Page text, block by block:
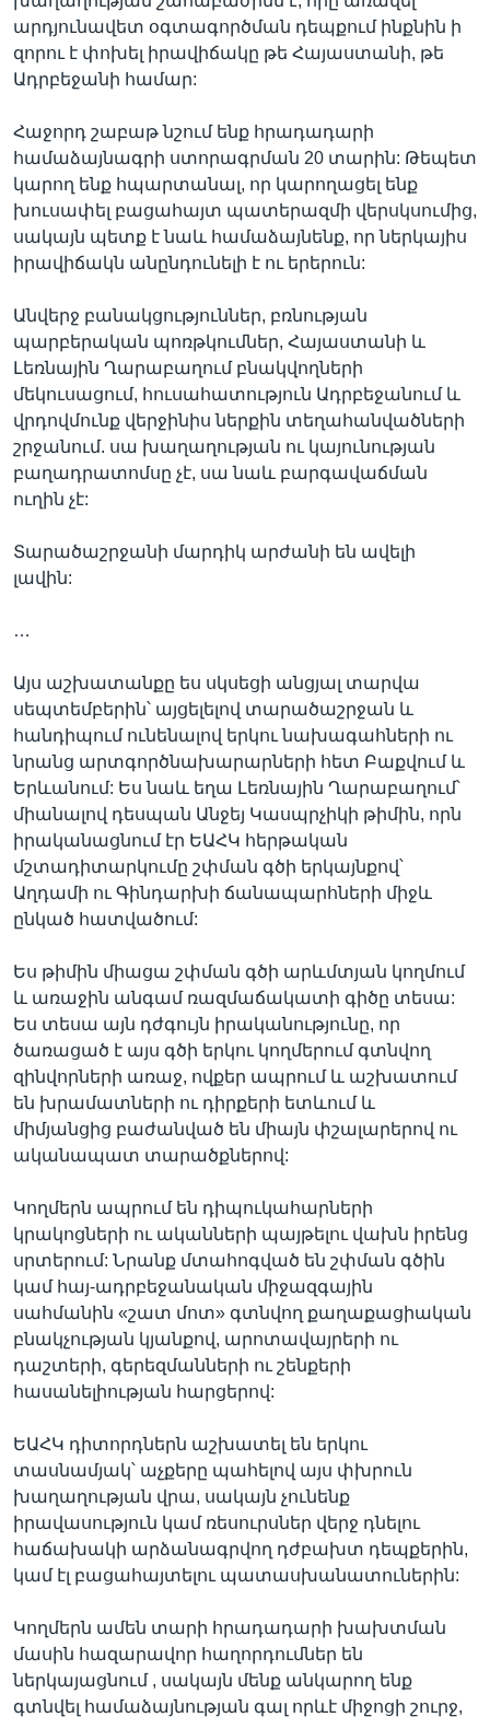
արդյունավետ օգտագործման դեպքում ինքնին ի
զորու է փոխել իրավիճակը թե Հայաստանի, թե
Ադրբեջանի համար:
Հաջորդ շաբաթ նշում ենք հրադադարի
համաձայնագրի ստորագրման 20 տարին: Թեպետ
կարող ենք հպարտանալ, որ կարողացել ենք
խուսափել բացահայտ պատերազմի վերսկսումից,
սակայն պետք է նաև համաձայնենք, որ ներկայիս
իրավիճակն անընդունելի է ու երերուն:
Անվերջ բանակցություններ, բռնության
պարբերական պոռթկումներ, Հայաստանի և
Լեռնային Ղարաբաղում բնակվողների
մեկուսացում, հուսահատություն Ադրբեջանում և
վրդովմունք վերջինիս ներքին տեղահանվածների
շրջանում. սա խաղաղության ու կայունության
բաղադրատոմսը չէ, սա նաև բարգավաճման
ուղին չէ:
Տարածաշրջանի մարդիկ արժանի են ավելի
լավին:
…
Այս աշխատանքը ես սկսեցի անցյալ տարվա
սեպտեմբերին՝ այցելելով տարածաշրջան և
հանդիպում ունենալով երկու նախագահների ու
նրանց արտգործնախարարների հետ Բաքվում և
Երևանում: Ես նաև եղա Լեռնային Ղարաբաղում՝
միանալով դեսպան Անջեյ Կասպրչիկի թիմին, որն
իրականացնում էր ԵԱՀԿ հերթական
մշտադիտարկումը շփման գծի երկայնքով՝
Աղդամի ու Գինդարխի ճանապարհների միջև
ընկած հատվածում:
Ես թիմին միացա շփման գծի արևմտյան կողմում
և առաջին անգամ ռազմաճակատի գիծը տեսա:
Ես տեսա այն դժգույն իրականությունը, որ
ծառացած է այս գծի երկու կողմերում գտնվող
զինվորների առաջ, ովքեր ապրում և աշխատում
են խրամատների ու դիրքերի ետևում և
միմյանցից բաժանված են միայն փշալարերով ու
ականապատ տարածքներով:
Կողմերն ապրում են դիպուկահարների
կրակոցների ու ականների պայթելու վախն իրենց
սրտերում: Նրանք մտահոգված են շփման գծին
կամ հայ-ադրբեջանական միջազգային
սահմանին «շատ մոտ» գտնվող քաղաքացիական
բնակչության կյանքով, արոտավայրերի ու
դաշտերի, գերեզմանների ու շենքերի
հասանելիության հարցերով:
ԵԱՀԿ դիտորդներն աշխատել են երկու
տասնամյակ՝ աչքերը պահելով այս փխրուն
խաղաղության վրա, սակայն չունենք
իրավասություն կամ ռեսուրսներ վերջ դնելու
հաճախակի արձանագրվող դժբախտ դեպքերին,
կամ էլ բացահայտելու պատասխանատուներին:
Կողմերն ամեն տարի հրադադարի խախտման
մասին հազարավոր հաղորդումներ են
ներկայացնում , սակայն մենք անկարող ենք
գտնվել համաձայնության գալ որևէ միջոցի շուրջ,